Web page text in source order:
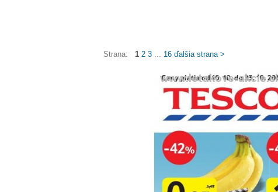
Strana: 1 2 3 16 ďalšia strana >